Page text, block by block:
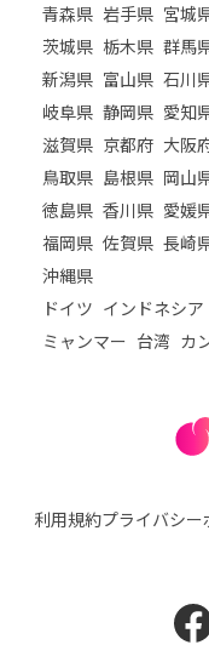
青森県 岩手県 宮城
茨城県 栃木県 群馬
新潟県 富山県 石川
岐阜県 静岡県 愛知
滋賀県 京都府 大阪
鳥取県 島根県 岡山
徳島県 香川県 愛媛
福岡県 佐賀県 長崎
沖縄県
ドイツ インドネシア
ミャンマー 台湾 カ
利用規約プライバシー